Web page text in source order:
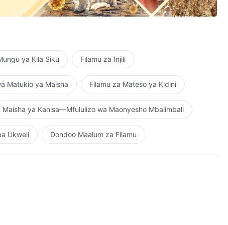
leo.
ya Kila Siku Filamu za Injili
Matukio ya Maisha Filamu za Mateso ya Kidini
Maisha ya Kanisa—Mfululizo wa Maonyesho Mbalimbali
Ukweli Dondoo Maalum za Filamu